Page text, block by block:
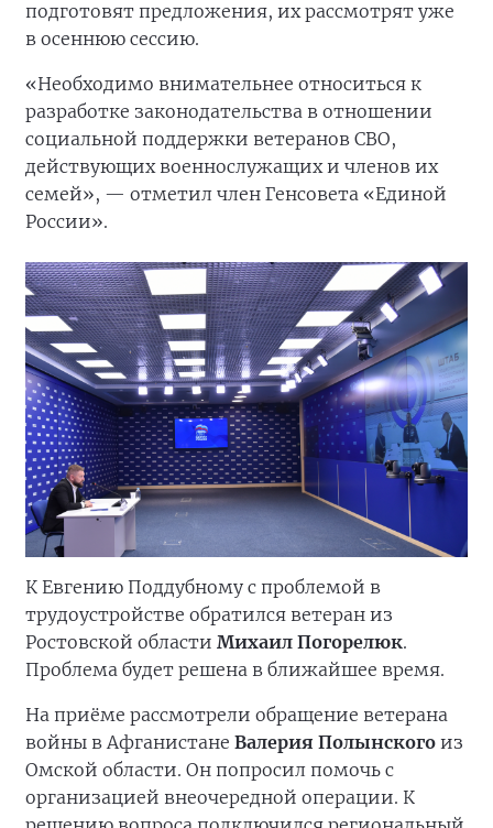
подготовят предложения, их рассмотрят уже
в осеннюю сессию.
«Необходимо внимательнее относиться к
разработке законодательства в отношении
социальной поддержки ветеранов СВО,
действующих военнослужащих и членов их
семей», — отметил член Генсовета «Единой
России».
К Евгению Поддубному с проблемой в
трудоустройстве обратился ветеран из
Ростовской области Михаил Погорелюк.
Проблема будет решена в ближайшее время.
На приёме рассмотрели обращение ветерана
войны в Афганистане Валерия Полынского из
Омской области. Он попросил помочь с
организацией внеочередной операции. К